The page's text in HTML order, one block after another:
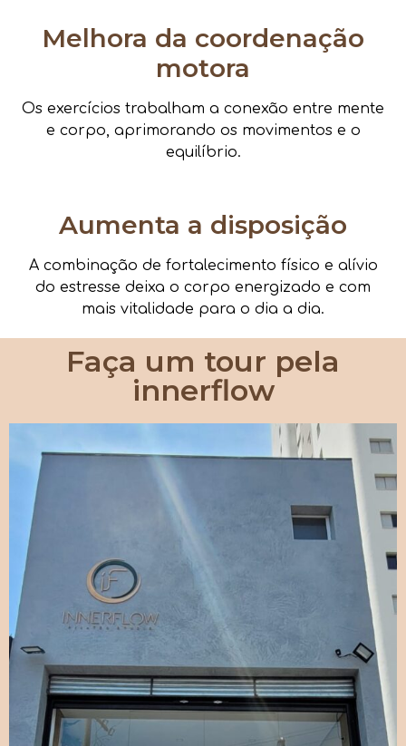
Melhora da coordenação
motora
Os exercícios trabalham a conexão entre mente
e corpo, aprimorando os movimentos e o
equilíbrio.
Aumenta a disposição
A combinação de fortalecimento físico e alívio
do estresse deixa o corpo energizado e com
mais vitalidade para o dia a dia.
Faça um tour pela
innerflow